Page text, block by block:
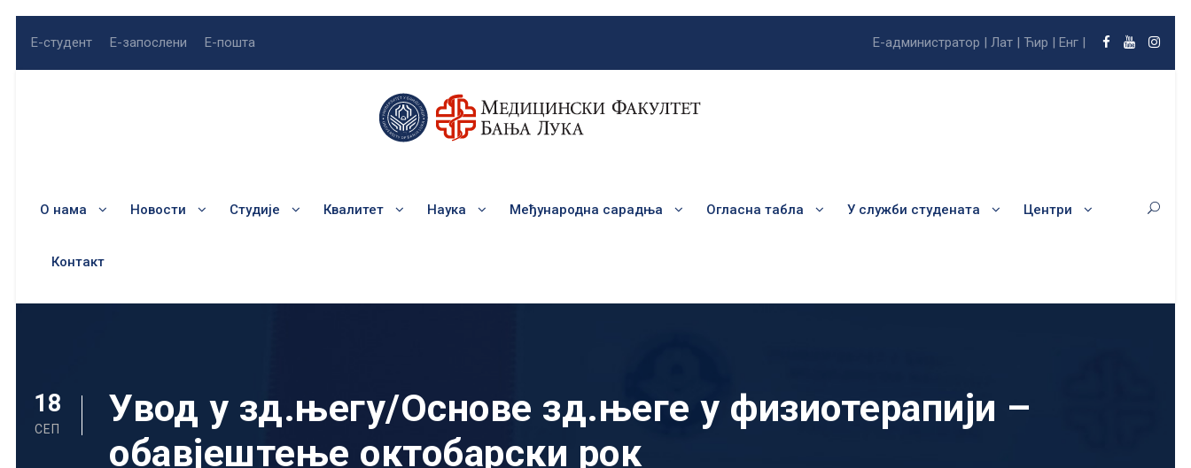
Е-студент Е-запослени Е-пошта Е-администратор | Лат | Ћир | Енг |
О нама Новости Студије Квалитет Наука Међународна сарадња Огласна табла У служби студената Центри
Контакт
18
СЕП
Увод у зд.његу/Основе зд.његе у физиотерапији –
обавјештење октобарски рок